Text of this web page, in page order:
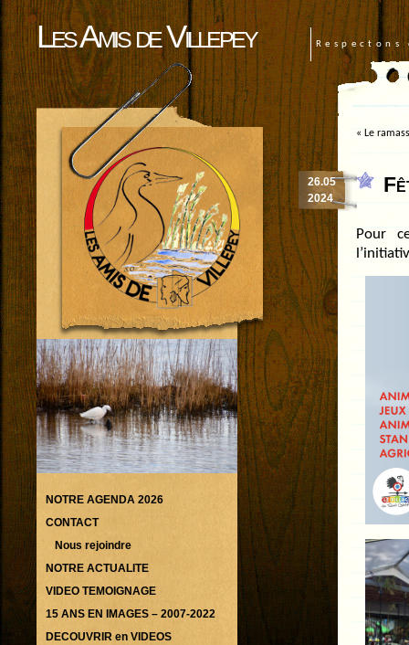
Les Amis de Villepey
« Le
26.05
2024
Pour
NOTRE AGENDA 2026
CONTACT
Nous rejoindre
NOTRE ACTUALITE
VIDEO TEMOIGNAGE
15 ANS EN IMAGES – 2007-2022
DECOUVRIR en VIDEOS